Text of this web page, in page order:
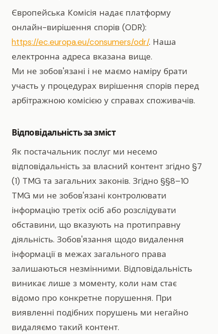
Європейська Комісія надає платформу
онлайн-вирішення спорів (ODR):
https://ec.europa.eu/consumers/odr/. Наша
електронна адреса вказана вище.
Ми не зобов'язані і не маємо наміру брати
участь у процедурах вирішення спорів перед
арбітражною комісією у справах споживачів.
Відповідальність за зміст
Як постачальник послуг ми несемо
відповідальність за власний контент згідно §7
(1) TMG та загальних законів. Згідно §§8–10
TMG ми не зобов'язані контролювати
інформацію третіх осіб або розслідувати
обставини, що вказують на протиправну
діяльність. Зобов'язання щодо видалення
інформації в межах загального права
залишаються незмінними. Відповідальність
виникає лише з моменту, коли нам стає
відомо про конкретне порушення. При
виявленні подібних порушень ми негайно
видаляємо такий контент.